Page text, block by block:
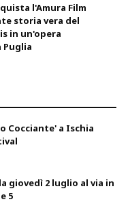
l'Amura Film
storia vera del
in un'opera
Cocciante' a Ischia
giovedì 2 luglio al via in
5